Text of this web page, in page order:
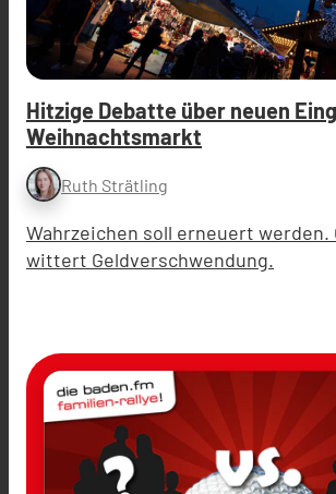
Hitzige Debatte über neuen
Weihnachtsmarkt
Ruth Strätling
Wahrzeichen soll erneuert werden.
wittert Geldverschwendung.